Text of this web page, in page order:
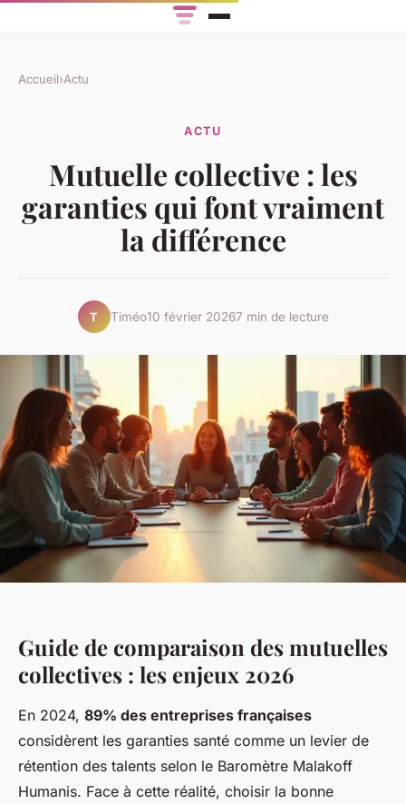
Accueil›Actu
ACTU
Mutuelle collective : les
garanties qui font vraiment
la différence
T Timéo10 février 20267 min de lecture
Guide de comparaison des mutuelles
collectives : les enjeux 2026
En 2024, 89% des entreprises françaises
considèrent les garanties santé comme un levier de
rétention des talents selon le Baromètre Malakoff
Humanis. Face à cette réalité, choisir la bonne